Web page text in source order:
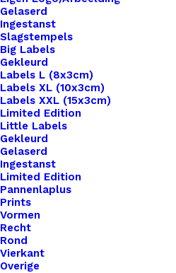
Gelaserd
Ingestanst
Slagstempels
Big Labels
Gekleurd
Labels L (8x3cm)
Labels XL (10x3cm)
Labels XXL (15x3cm)
Limited Edition
Little Labels
Gekleurd
Gelaserd
Ingestanst
Limited Edition
Pannenlaplus
Prints
Vormen
Recht
Rond
Vierkant
Overige
Home Benodigdheden
Pompon
€0,25
28 op voorraad
Pompon
20mm